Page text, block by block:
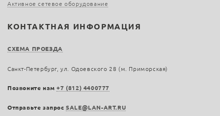
Активное сетевое оборудование
КОНТАКТНАЯ ИНФОРМАЦИЯ
СХЕМА ПРОЕЗДА
Санкт-Петербург, ул. Одоевского 28 (м. Приморская)
Позвоните нам+7 (812) 4400777
Отправьте запросSALE@LAN-ART.RU